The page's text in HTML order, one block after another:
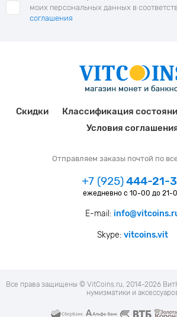
моих персональных данных в
соглашения
Скидки Классификация
Условия
Отправляем заказы почтой по
+7 (925)444-21-
ежедневно с 10-00 до 21-
E-mail:
Skype: vitcoins.vit
Все права защищены © VitCoins.ru, 2014-2026
нумизматики и